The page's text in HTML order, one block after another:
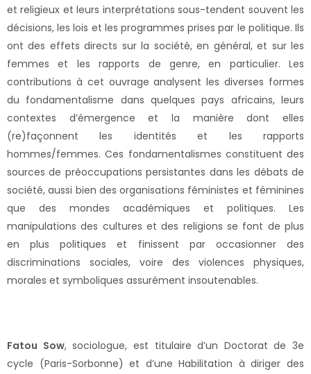
et religieux et leurs interprétations sous-tendent souvent les
décisions, les lois et les programmes prises par le politique. Ils
ont des effets directs sur la société, en général, et sur les
femmes et les rapports de genre, en particulier. Les
contributions à cet ouvrage analysent les diverses formes
du fondamentalisme dans quelques pays africains, leurs
contextes d’émergence et la manière dont elles
(re)façonnent les identités et les rapports
hommes/femmes. Ces fondamentalismes constituent des
sources de préoccupations persistantes dans les débats de
société, aussi bien des organisations féministes et féminines
que des mondes académiques et politiques. Les
manipulations des cultures et des religions se font de plus
en plus politiques et finissent par occasionner des
discriminations sociales, voire des violences physiques,
morales et symboliques assurément insoutenables.
Fatou Sow, sociologue, est titulaire d’un Doctorat de 3e
cycle (Paris-Sorbonne) et d’une Habilitation à diriger des